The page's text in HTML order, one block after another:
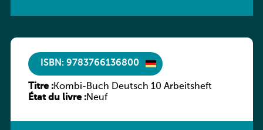
ISBN: 9783766136800
Titre :Kombi-Buch Deutsch 10 Arbeitsheft
État du livre :Neuf